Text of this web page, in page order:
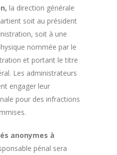
la direction générale
soit au président
soit à une
nommée par le
et portant le titre
Les administrateurs
engager leur
pour des infractions
anonymes à
pénal sera